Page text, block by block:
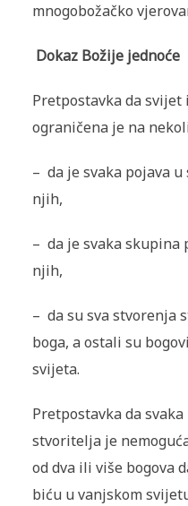
mnogobožačko
Dokaz Božije jednoće
Pretpostavka da svijet
ograničena je na
– da je svaka pojava
njih,
– da je svaka skupina
njih,
– da su sva stvorenja
boga, a ostali su
svijeta.
Pretpostavka da
stvoritelja je
od dva ili više bogova
biću u vanjskom